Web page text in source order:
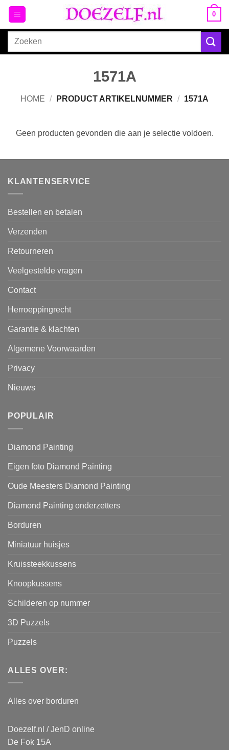
Ga
naar
inhoud
0
Zoeken
1571A
HOME / PRODUCT ARTIKELNUMMER / 1571A
Geen producten gevonden die aan je selectie voldoen.
KLANTENSERVICE
Bestellen en betalen
Verzenden
Retourneren
Veelgestelde vragen
Contact
Herroeppingrecht
Garantie & klachten
Algemene Voorwaarden
Privacy
Nieuws
POPULAIR
Diamond Painting
Eigen foto Diamond Painting
Oude Meesters Diamond Painting
Diamond Painting onderzetters
Borduren
Miniatuur huisjes
Kruissteekkussens
Knoopkussens
Schilderen op nummer
3D Puzzels
Puzzels
ALLES OVER:
Alles over borduren
Doezelf.nl / JenD online
De Fok 15A